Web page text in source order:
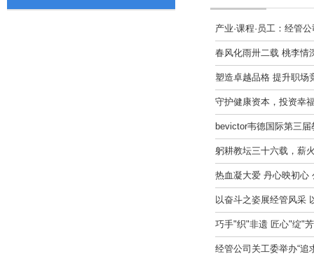
产业·课程·员工：经管
春风化雨卅二载 桃李
塑造卓越品格 提升职场
守护健康资本，投资幸
bevictor韦德国际第三
躬耕教坛三十六载，薪
热血凝大爱 丹心映初心
以奋斗之姿展经管风采
巧手"织"非遗 匠心"绽"
经管公司关工委举办“追